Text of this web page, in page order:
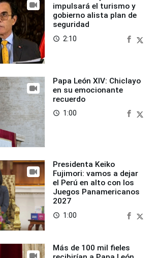
impulsará el turismo y
gobierno alista plan de
seguridad
access_time 2:10
Papa León XIV: Chiclayo
en su emocionante
recuerdo
access_time 1:00
Presidenta Keiko
Fujimori: vamos a dejar
el Perú en alto con los
Juegos Panamericanos
2027
access_time 1:00
Más de 100 mil fieles